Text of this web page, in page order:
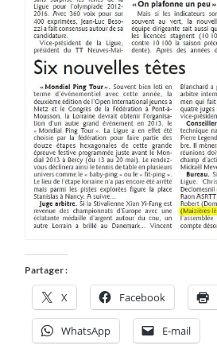
Partager :
X Facebook
WhatsApp E-mail